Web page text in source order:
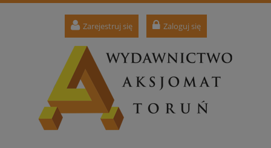
Zarejestruj się Zaloguj się